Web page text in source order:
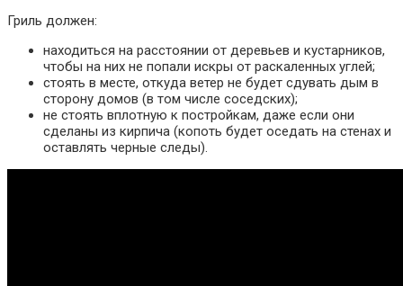
Гриль должен:
находиться на расстоянии от деревьев и кустарников,
чтобы на них не попали искры от раскаленных углей;
стоять в месте, откуда ветер не будет сдувать дым в
сторону домов (в том числе соседских);
не стоять вплотную к постройкам, даже если они
сделаны из кирпича (копоть будет оседать на стенах и
оставлять черные следы).